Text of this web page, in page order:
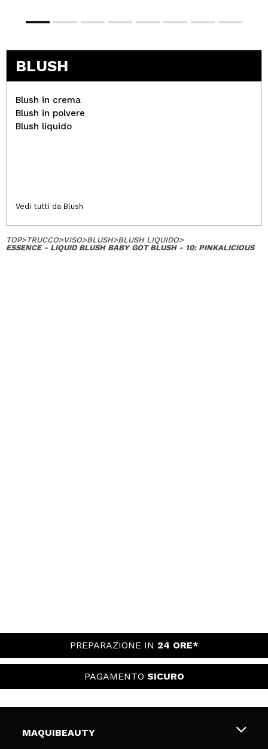
BLUSH
Blush in crema
Blush in polvere
Blush liquido
Vedi tutti da Blush
TOP>TRUCCO>VISO>BLUSH>BLUSH LIQUIDO>
ESSENCE - LIQUID BLUSH BABY GOT BLUSH - 10: PINKALICIOUS
PREPARAZIONE IN 24 ORE*
PAGAMENTO SICURO
MAQUIBEAUTY